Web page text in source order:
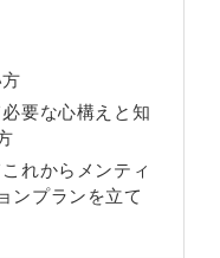
要な心構えと知
れからメンティ
ンプランを立て